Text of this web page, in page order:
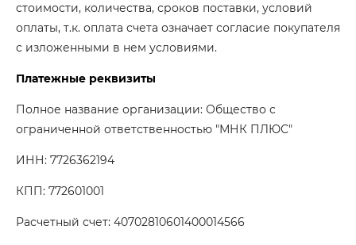
стоимости, количества, сроков поставки, условий
оплаты, т.к. оплата счета означает согласие покупателя
с изложенными в нем условиями.
Платежные реквизиты
Полное название организации: Общество с
ограниченной ответственностью "МНК ПЛЮС"
ИНН: 7726362194
КПП: 772601001
Расчетный счет: 40702810601400014566